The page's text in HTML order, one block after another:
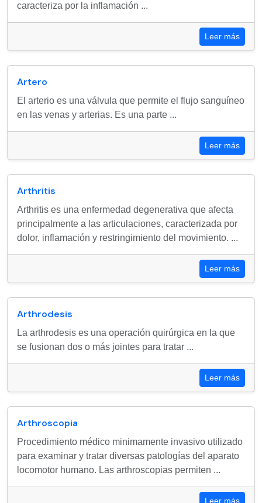
caracteriza por la inflamación ...
Leer más
Artero
El arterio es una válvula que permite el flujo sanguíneo
en las venas y arterias. Es una parte ...
Leer más
Arthritis
Arthritis es una enfermedad degenerativa que afecta
principalmente a las articulaciones, caracterizada por
dolor, inflamación y restringimiento del movimiento. ...
Leer más
Arthrodesis
La arthrodesis es una operación quirúrgica en la que
se fusionan dos o más jointes para tratar ...
Leer más
Arthroscopia
Procedimiento médico minimamente invasivo utilizado
para examinar y tratar diversas patologías del aparato
locomotor humano. Las arthroscopias permiten ...
Leer más